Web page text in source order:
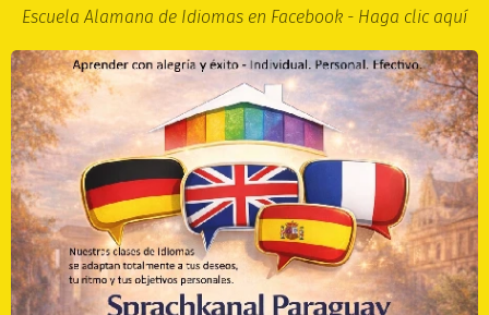
Escuela Alamana de Idiomas en Facebook - Haga clic aquí